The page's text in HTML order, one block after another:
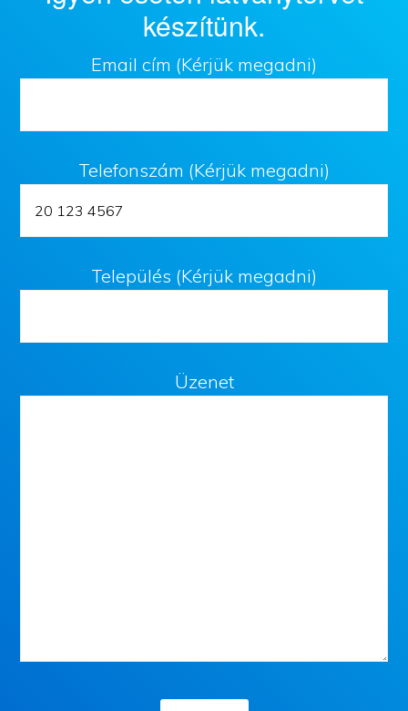
készítünk.
Email cím (Kérjük megadni)
Telefonszám (Kérjük megadni)
Település (Kérjük megadni)
Üzenet